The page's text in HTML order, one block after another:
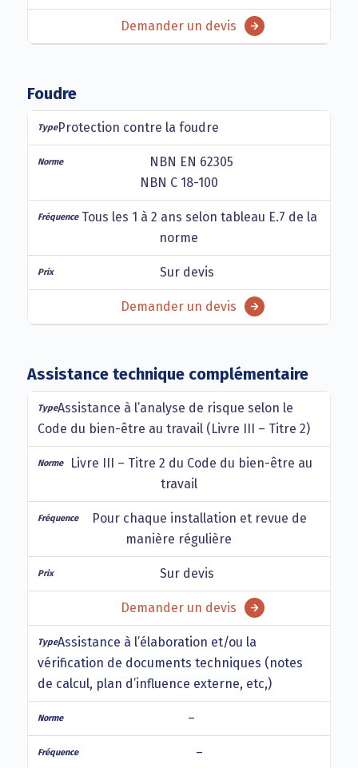
Demander un devis
Foudre
Protection contre la foudre
NBN EN 62305
NBN C 18-100
Tous les 1 à 2 ans selon tableau E.7 de la
norme
Sur devis
Demander un devis
Assistance technique complémentaire
Assistance à l’analyse de risque selon le
Code du bien-être au travail (Livre III – Titre 2)
Livre III – Titre 2 du Code du bien-être au
travail
Pour chaque installation et revue de
manière régulière
Sur devis
Demander un devis
Assistance à l’élaboration et/ou la
vérification de documents techniques (notes
de calcul, plan d’influence externe, etc,)
–
–